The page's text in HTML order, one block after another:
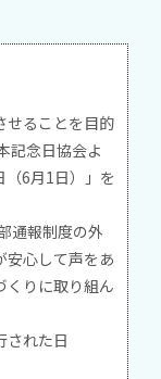
せることを目的
記念日協会よ
（6月1日）」を
通報制度の外
安心して声をあ
くりに取り組ん
された日